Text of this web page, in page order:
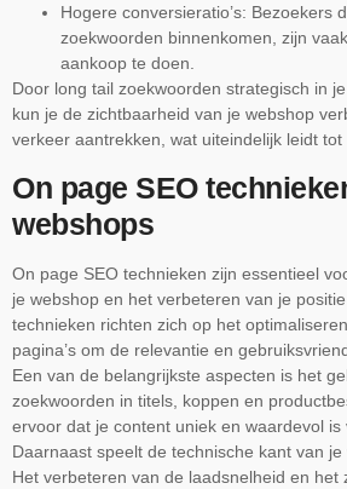
Hogere conversieratio’s: Bezoekers
zoekwoorden binnenkomen, zijn
aankoop te doen.
Door long tail zoekwoorden strategisch in
kun je de zichtbaarheid van je webshop
verkeer aantrekken, wat uiteindelijk leidt
On page SEO
webshops
On page SEO technieken zijn essentieel
je webshop en het verbeteren van je
technieken richten zich op het
pagina’s om de relevantie en
Een van de belangrijkste aspecten is het
zoekwoorden in titels, koppen en
ervoor dat je content uniek en waardevol is
Daarnaast speelt de technische kant van
Het verbeteren van de laadsnelheid en het